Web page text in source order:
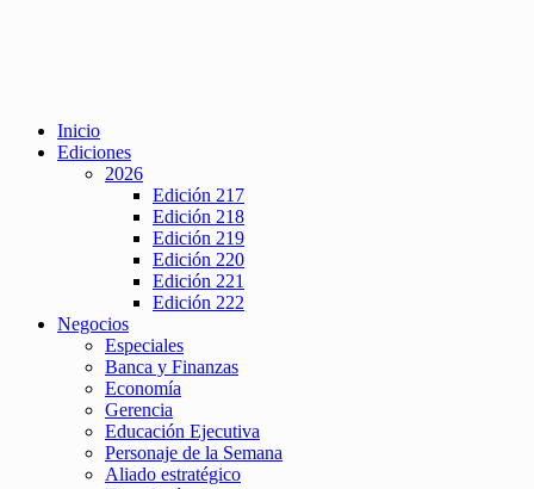
Inicio
Ediciones
2026
Edición 217
Edición 218
Edición 219
Edición 220
Edición 221
Edición 222
Negocios
Especiales
Banca y Finanzas
Economía
Gerencia
Educación Ejecutiva
Personaje de la Semana
Aliado estratégico